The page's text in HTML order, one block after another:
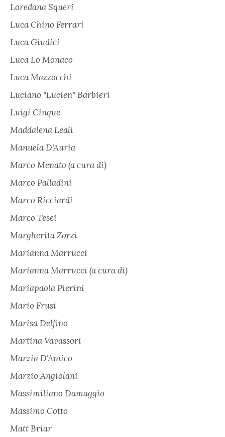
Loredana Squeri
Luca Chino Ferrari
Luca Giudici
Luca Lo Monaco
Luca Mazzocchi
Luciano "Lucien" Barbieri
Luigi Cinque
Maddalena Leali
Manuela D'Auria
Marco Menato (a cura di)
Marco Palladini
Marco Ricciardi
Marco Tesei
Margherita Zorzi
Marianna Marrucci
Marianna Marrucci (a cura di)
Mariapaola Pierini
Mario Frusi
Marisa Delfino
Martina Vavassori
Marzia D'Amico
Marzio Angiolani
Massimiliano Damaggio
Massimo Cotto
Matt Briar